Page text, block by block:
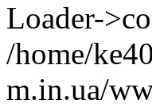
Loader-
/home/
m.in.ua/